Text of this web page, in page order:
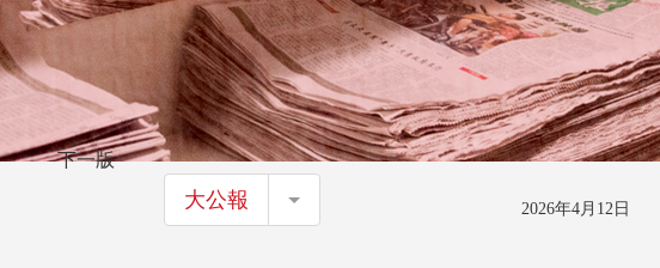
下一版
大公報 大公報 2026年4月12日